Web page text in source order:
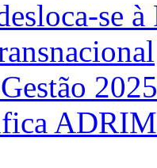
se
2025